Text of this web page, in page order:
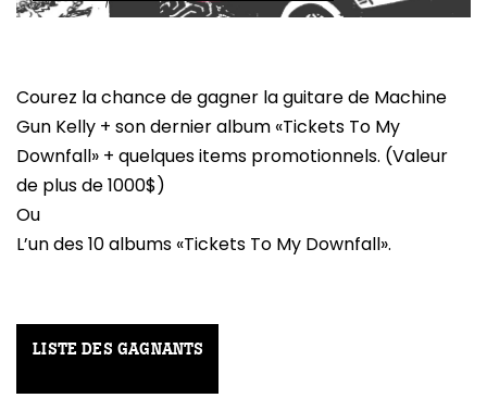
Courez la chance de gagner la guitare de Machine
Gun Kelly + son dernier album «Tickets To My
Downfall» + quelques items promotionnels. (Valeur
de plus de 1000$)
Ou
L’un des 10 albums «Tickets To My Downfall».
LISTE DES GAGNANTS